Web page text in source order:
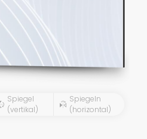
Spiegel
(vertikal)
Spiegeln
(horizontal)